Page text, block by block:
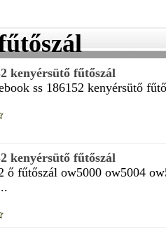
kenyérsütő fűtőszál
ss 186152 kenyérsütő
kenyérsütő fűtőszál
ő fűtőszál ow5000 ow5004